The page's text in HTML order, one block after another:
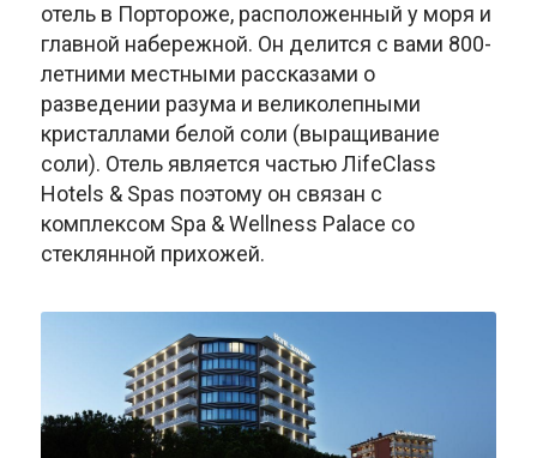
отель в Портороже, расположенный у моря и
главной набережной. Он делится с вами 800-
летними местными рассказами о
разведении разума и великолепными
кристаллами белой соли (выращивание
соли). Отель является частью ЛifeClass
Hotels & Spas поэтому он связан с
комплексом Spa & Wellness Palace со
стеклянной прихожей.